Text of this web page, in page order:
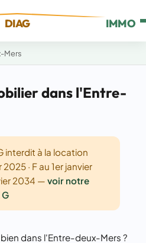
DIAG IMMO
Mers
dans l'Entre-
interdit à la location
· F au 1er janvier
2034 — voir notre
dans l'Entre-deux-Mers ?